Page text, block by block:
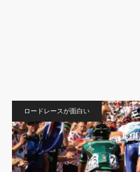
ロードレースが面白い